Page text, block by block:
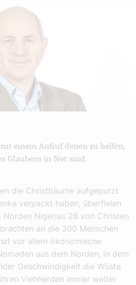
einem Aufruf denen zu helfen,
Glaubens in Not sind.
die Christbäume aufgeputzt
verpackt haben, überfielen
Norden Nigerias 26 von Christen
an die 200 Menschen
vor allem ökonomische
aus dem Norden, in dem
Geschwindigkeit die Wüste
Viehherden immer weiter